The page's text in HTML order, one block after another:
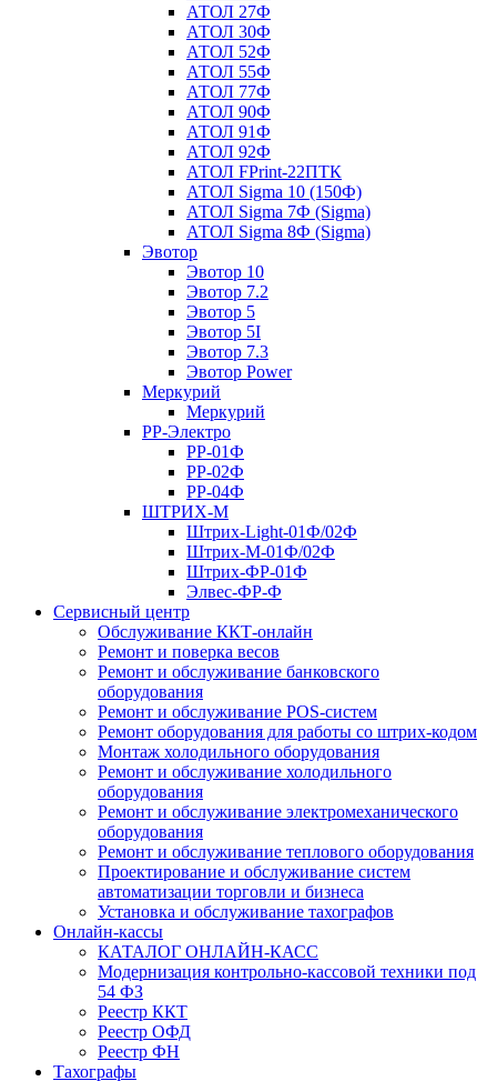
АТОЛ 27Ф
АТОЛ 30Ф
АТОЛ 52Ф
АТОЛ 55Ф
АТОЛ 77Ф
АТОЛ 90Ф
АТОЛ 91Ф
АТОЛ 92Ф
АТОЛ FPrint-22ПТК
АТОЛ Sigma 10 (150Ф)
АТОЛ Sigma 7Ф (Sigma)
АТОЛ Sigma 8Ф (Sigma)
Эвотор
Эвотор 10
Эвотор 7.2
Эвотор 5
Эвотор 5I
Эвотор 7.3
Эвотор Power
Меркурий
Меркурий
РР-Электро
РР-01Ф
РР-02Ф
РР-04Ф
ШТРИХ-М
Штрих-Light-01Ф/02Ф
Штрих-М-01Ф/02Ф
Штрих-ФР-01Ф
Элвес-ФР-Ф
Сервисный центр
Обслуживание ККТ-онлайн
Ремонт и поверка весов
Ремонт и обслуживание банковского
оборудования
Ремонт и обслуживание POS-систем
Ремонт оборудования для работы со штрих-кодом
Монтаж холодильного оборудования
Ремонт и обслуживание холодильного
оборудования
Ремонт и обслуживание электромеханического
оборудования
Ремонт и обслуживание теплового оборудования
Проектирование и обслуживание систем
автоматизации торговли и бизнеса
Установка и обслуживание тахографов
Онлайн-кассы
КАТАЛОГ ОНЛАЙН-КАСС
Модернизация контрольно-кассовой техники под
54 ФЗ
Реестр ККТ
Реестр ОФД
Реестр ФН
Тахографы